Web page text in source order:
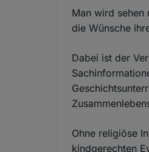
Man wird sehen
die Wünsche
Dabei ist der
Ohne religiöse
kindgerechten